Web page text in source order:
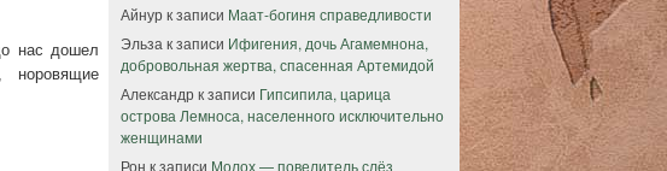
нас дошел
норовящие
Айнурк записи Маат-богиня справедливости
Эльза к записи Ифигения, дочь Агамемнона,
добровольная жертва, спасенная Артемидой
Александрк записи Гипсипила, царица
острова Лемноса, населенного исключительно
женщинами
Рон к записи Молох — повелитель слёз